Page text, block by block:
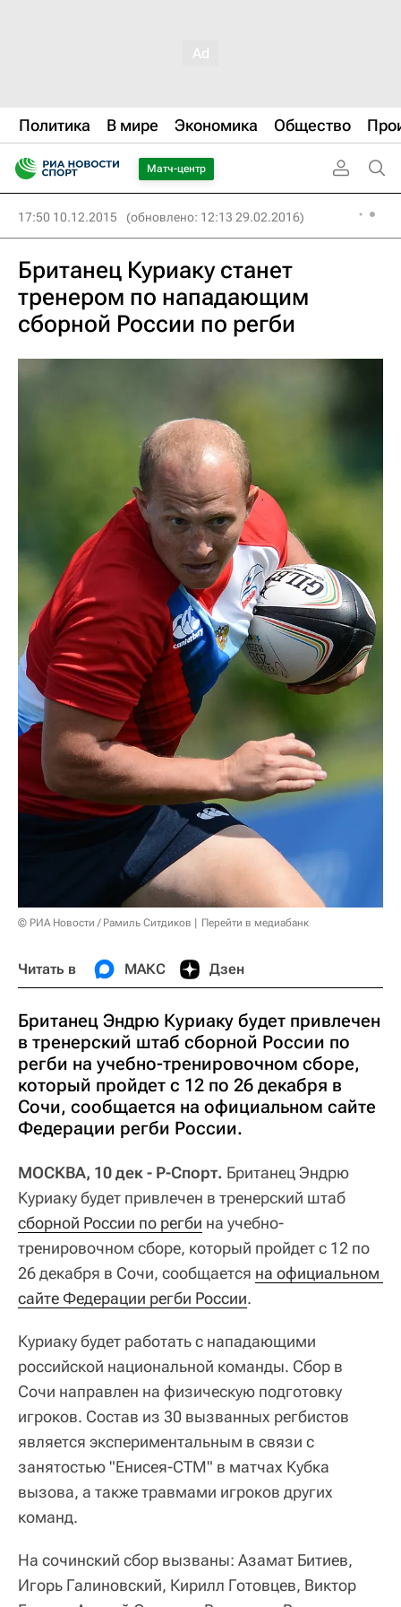
Политика В мире Экономика Общество
Матч-центр
17:50 10.12.2015 (обновлено: 12:13 29.02.2016)
Британец Куриаку станет
тренером по нападающим
сборной России по регби
© РИА Новости / Рамиль Ситдиков Перейти в медиабанк
Читать в МАКС Дзен
Британец Эндрю Куриаку будет привлечен
в тренерский штаб сборной России по
регби на учебно-тренировочном сборе,
который пройдет с 12 по 26 декабря в
Сочи, сообщается на официальном сайте
Федерации регби России.
МОСКВА, 10 дек - Р-Спорт. Британец Эндрю
Куриаку будет привлечен в тренерский штаб
сборной России по регби на учебно-
тренировочном сборе, который пройдет с 12 по
26 декабря в Сочи, сообщается на официальном
сайте Федерации регби России.
Куриаку будет работать с нападающими
российской национальной команды. Сбор в
Сочи направлен на физическую подготовку
игроков. Состав из 30 вызванных регбистов
является экспериментальным в связи с
занятостью "Енисея-СТМ" в матчах Кубка
вызова, а также травмами игроков других
команд.
На сочинский сбор вызваны: Азамат Битиев,
Игорь Галиновский, Кирилл Готовцев, Виктор